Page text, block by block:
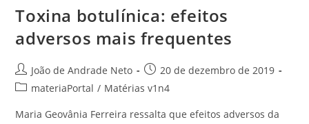
Toxina botulínica: efeitos
adversos mais frequentes
João de Andrade Neto
20 de dezembro de 2019
materiaPortal / Matérias v1n4
Maria Geovânia Ferreira ressalta que efeitos adversos da